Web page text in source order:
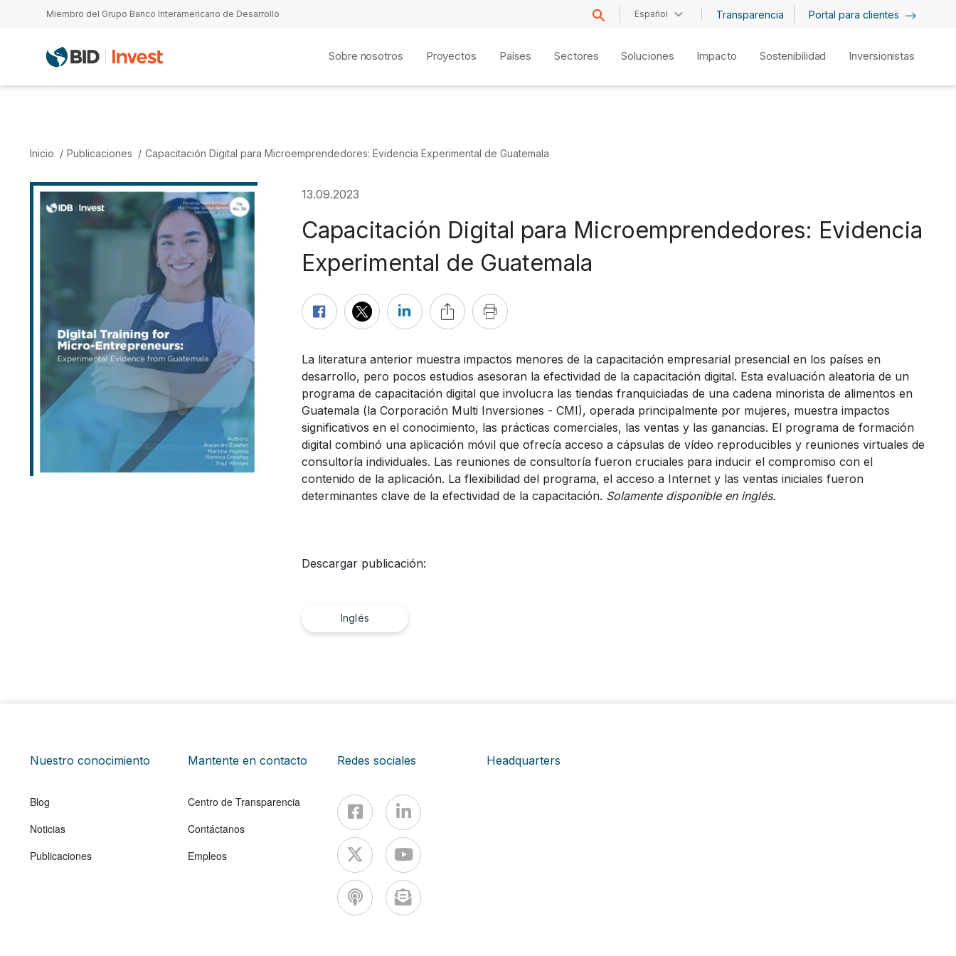
Pasar al contenido principal
Miembro del Grupo Banco Interamericano de Desarrollo Español Transparencia Portal para clientes
Sobre nosotros Proyectos Países Sectores Soluciones Impacto Sostenibilidad Inversionistas
Inicio Publicaciones Capacitación Digital para Microemprendedores: Evidencia Experimental de Guatemala
13.09.2023
Capacitación Digital para Microemprendedores: Evidencia
Experimental de Guatemala
La literatura anterior muestra impactos menores de la capacitación empresarial presencial en los países en
desarrollo, pero pocos estudios asesoran la efectividad de la capacitación digital. Esta evaluación aleatoria de un
programa de capacitación digital que involucra las tiendas franquiciadas de una cadena minorista de alimentos en
Guatemala (la Corporación Multi Inversiones - CMI), operada principalmente por mujeres, muestra impactos
significativos en el conocimiento, las prácticas comerciales, las ventas y las ganancias. El programa de formación
digital combinó una aplicación móvil que ofrecía acceso a cápsulas de vídeo reproducibles y reuniones virtuales de
consultoría individuales. Las reuniones de consultoría fueron cruciales para inducir el compromiso con el
contenido de la aplicación. La flexibilidad del programa, el acceso a Internet y las ventas iniciales fueron
determinantes clave de la efectividad de la capacitación. Solamente disponible en inglés.
Descargar publicación:
Inglés
Nuestro conocimiento
Blog
Noticias
Publicaciones
Mantente en contacto
Centro de Transparencia
Contáctanos
Empleos
Redes sociales Headquarters